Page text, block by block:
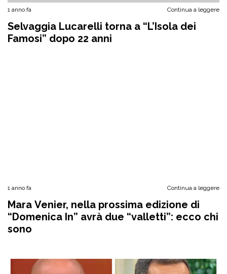
1 anno fa Continua a leggere
Selvaggia Lucarelli torna a “L’Isola dei
Famosi” dopo 22 anni
1 anno fa Continua a leggere
Mara Venier, nella prossima edizione di
“Domenica In” avrà due “valletti”: ecco chi
sono